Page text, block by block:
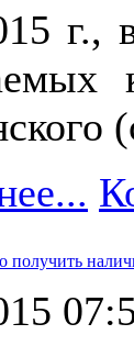
г.,
получить